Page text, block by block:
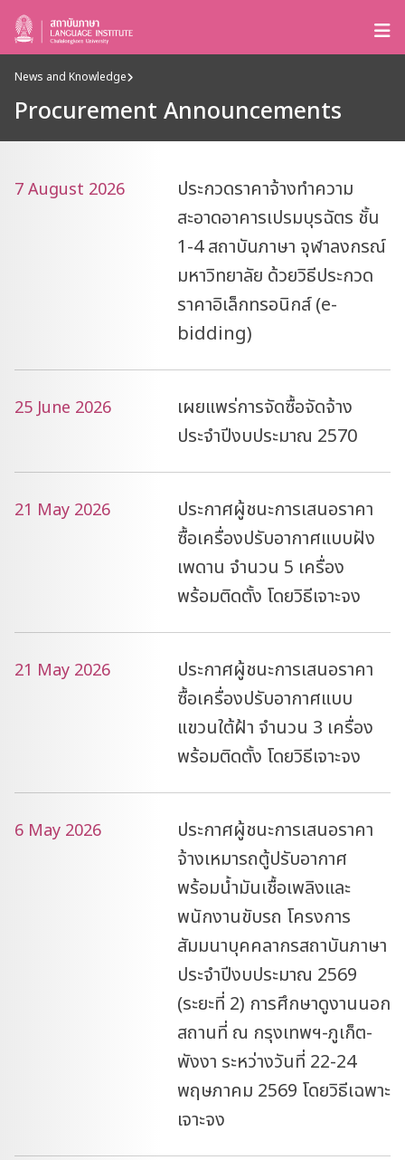
News and Knowledge
Procurement Announcements
7 August 2026
ประกวดราคาจ้างทำความ
สะอาดอาคารเปรมบุรฉัตร ชั้น
1-4 สถาบันภาษา จุฬาลงกรณ์
มหาวิทยาลัย ด้วยวิธีประกวด
ราคาอิเล็กทรอนิกส์ (e-
bidding)
25 June 2026
เผยแพร่การจัดซื้อจัดจ้าง
ประจำปีงบประมาณ 2570
21 May 2026
ประกาศผู้ชนะการเสนอราคา
ซื้อเครื่องปรับอากาศแบบฝัง
เพดาน จำนวน 5 เครื่อง
พร้อมติดตั้ง โดยวิธีเจาะจง
21 May 2026
ประกาศผู้ชนะการเสนอราคา
ซื้อเครื่องปรับอากาศแบบ
แขวนใต้ฝ้า จำนวน 3 เครื่อง
พร้อมติดตั้ง โดยวิธีเจาะจง
6 May 2026
ประกาศผู้ชนะการเสนอราคา
จ้างเหมารถตู้ปรับอากาศ
พร้อมน้ำมันเชื้อเพลิงและ
พนักงานขับรถ โครงการ
สัมมนาบุคคลากรสถาบันภาษา
ประจำปีงบประมาณ 2569
(ระยะที่ 2) การศึกษาดูงานนอก
สถานที่ ณ กรุงเทพฯ-ภูเก็ต-
พังงา ระหว่างวันที่ 22-24
พฤษภาคม 2569 โดยวิธีเฉพาะ
เจาะจง